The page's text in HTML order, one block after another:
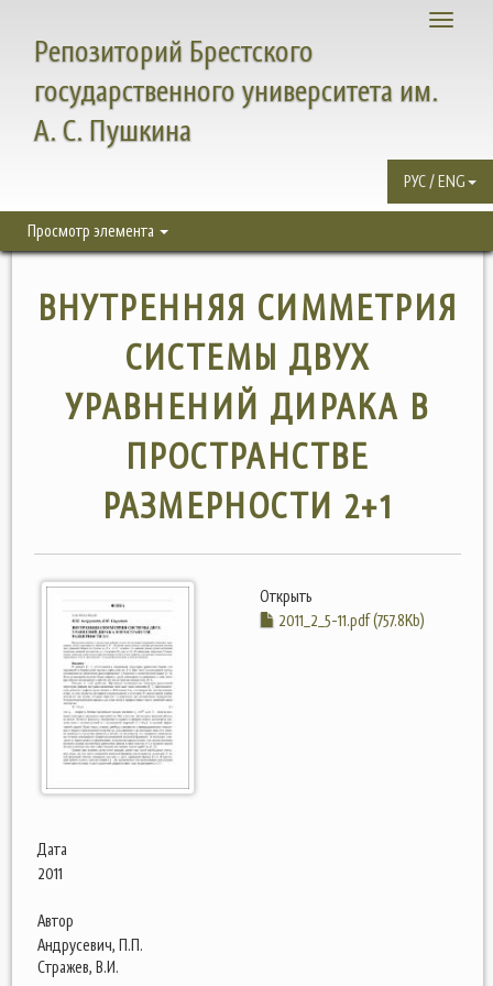
Toggle
Репозиторий Брестского
государственного университета им.
А. С. Пушкина
РУС / ENG
Просмотр элемента
ВНУТРЕННЯЯ СИММЕТРИЯ
СИСТЕМЫ ДВУХ
УРАВНЕНИЙ ДИРАКА В
ПРОСТРАНСТВЕ
РАЗМЕРНОСТИ 2+1
Открыть
2011_2_5-11.pdf (757.8Kb)
Дата
2011
Автор
Андрусевич, П.П.
Стражев, В.И.